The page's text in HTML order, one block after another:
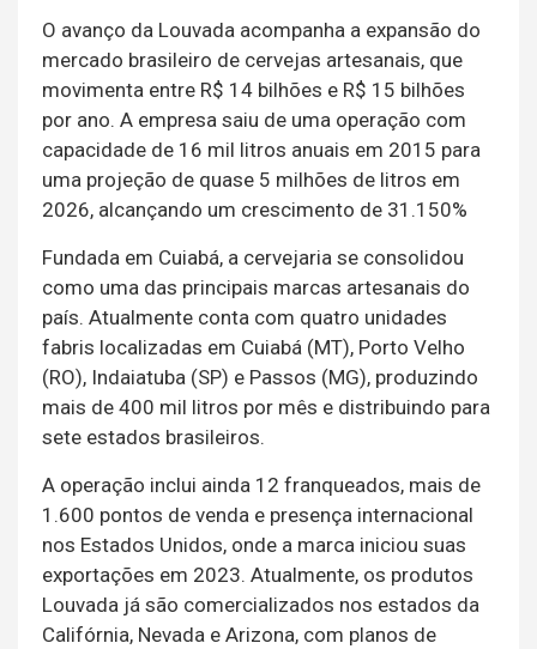
O avanço da Louvada acompanha a expansão do
mercado brasileiro de cervejas artesanais, que
movimenta entre R$ 14 bilhões e R$ 15 bilhões
por ano. A empresa saiu de uma operação com
capacidade de 16 mil litros anuais em 2015 para
uma projeção de quase 5 milhões de litros em
2026, alcançando um crescimento de 31.150%
Fundada em Cuiabá, a cervejaria se consolidou
como uma das principais marcas artesanais do
país. Atualmente conta com quatro unidades
fabris localizadas em Cuiabá (MT), Porto Velho
(RO), Indaiatuba (SP) e Passos (MG), produzindo
mais de 400 mil litros por mês e distribuindo para
sete estados brasileiros.
A operação inclui ainda 12 franqueados, mais de
1.600 pontos de venda e presença internacional
nos Estados Unidos, onde a marca iniciou suas
exportações em 2023. Atualmente, os produtos
Louvada já são comercializados nos estados da
Califórnia, Nevada e Arizona, com planos de